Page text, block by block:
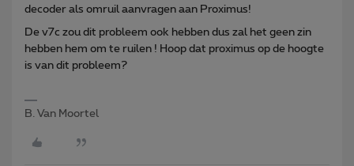
decoder als omruil aanvragen aan Proximus!
De v7c zou dit probleem ook hebben dus zal het geen zin
hebben hem om te ruilen ! Hoop dat proximus op de hoogte
is van dit probleem?
B. Van Moortel